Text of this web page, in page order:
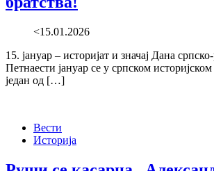
<15.01.2026
15. јануар – историјат и значај Дана
Петнаести јануар се у српском историјском
један од […]
Вести
Историја